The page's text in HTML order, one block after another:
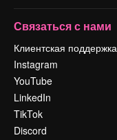
Связаться с нами
Клиентская поддержка
Instagram
YouTube
LinkedIn
TikTok
Discord